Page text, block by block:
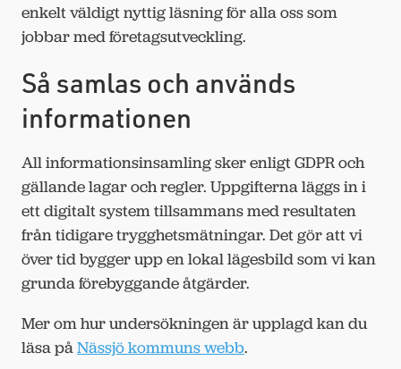
enkelt väldigt nyttig läsning för alla oss som
jobbar med företagsutveckling.
Så samlas och används
informationen
All informationsinsamling sker enligt GDPR och
gällande lagar och regler. Uppgifterna läggs in i
ett digitalt system tillsammans med resultaten
från tidigare trygghetsmätningar. Det gör att vi
över tid bygger upp en lokal lägesbild som vi kan
grunda förebyggande åtgärder.
Mer om hur undersökningen är upplagd kan du
läsa påNässjö kommuns webb.